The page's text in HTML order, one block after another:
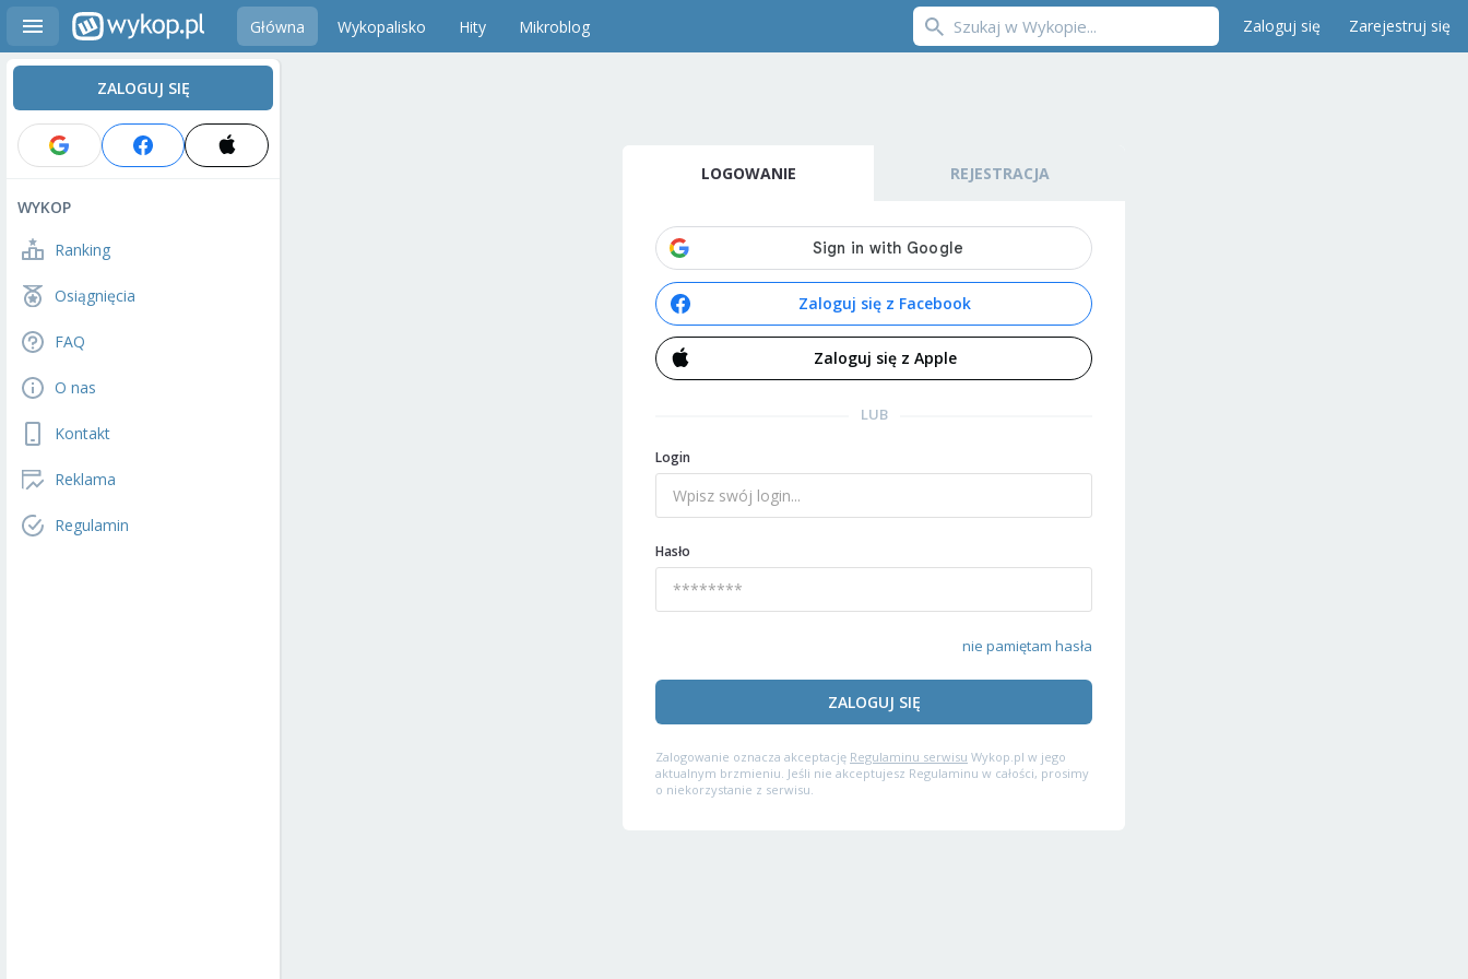
Główna Wykopalisko Hity Mikroblog Zaloguj się Zarejestruj się
ZALOGUJ SIĘ
WYKOP
Ranking
Osiągnięcia
FAQ
O nas
Kontakt
Reklama
Regulamin
LOGOWANIE REJESTRACJA
Zaloguj się z Facebook
Zaloguj się z Apple
LUB
Login
Hasło
nie pamiętam hasła
ZALOGUJ SIĘ
Zalogowanie oznacza akceptację Regulaminu serwisu Wykop.pl w jego
aktualnym brzmieniu. Jeśli nie akceptujesz Regulaminu w całości, prosimy
o niekorzystanie z serwisu.